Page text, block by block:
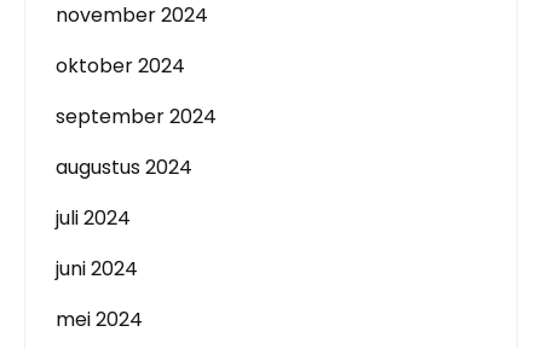
november 2024
oktober 2024
september 2024
augustus 2024
juli 2024
juni 2024
mei 2024